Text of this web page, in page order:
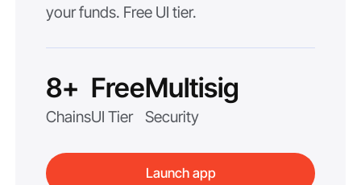
your funds. Free UI tier.
8+
Chains
Free
UI Tier
Multisig
Security
Launch app